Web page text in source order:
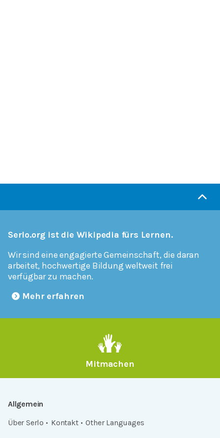
Serlo.org ist die Wikipedia fürs Lernen.
Wir sind eine engagierte Gemeinschaft, die daran
arbeitet, hochwertige Bildung weltweit frei
verfügbar zu machen.
Mehr erfahren
Mitmachen
Allgemein
Über Serlo
Kontakt Other Languages